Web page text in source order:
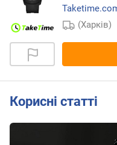
(Харків)
Корисні статті